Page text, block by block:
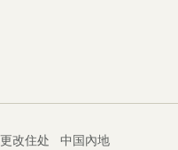
更改住处
中国內地